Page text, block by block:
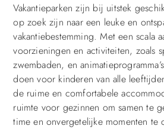
Vakantieparken zijn bij uitstek
op zoek zijn naar een leuke en
vakantiebestemming. Met een scala
voorzieningen en activiteiten, zoals
zwembaden, en
doen voor kinderen van alle
de ruime en comfortabele
ruimte voor gezinnen om samen te
time en onvergetelijke momenten te